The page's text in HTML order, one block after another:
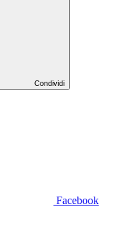
Condividi
Facebook